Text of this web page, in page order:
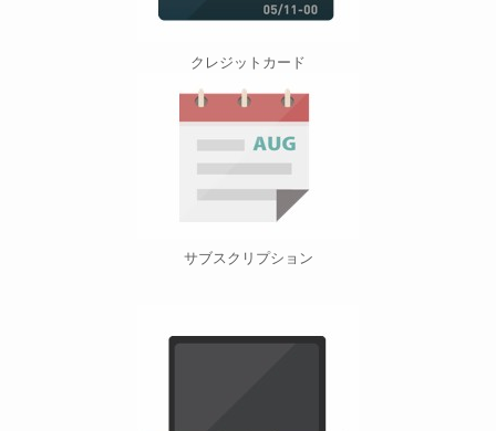
クレジットカード
サブスクリプション